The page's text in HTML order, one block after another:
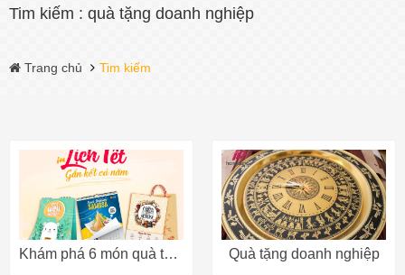
Tim kiếm : quà tặng doanh nghiệp
Trang chủ Tim kiếm
Khám phá 6 món quà tặng doanh nghiệp giá rẻ Quà tặng doanh nghiệp